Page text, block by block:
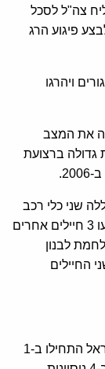
צה"ל לסכל
פיגוע הרג
ויהרגו
את המצב
גדולה ברצועת
שני כלי רכב
של צה"ל בגבול הצפון, הם חטפו 2 חיילים ופצעו 3 חיילים אחרים
לבנון
החיילים
ניסיונות החדירה של המחבלים החמושים לישראל התחילו ב-1